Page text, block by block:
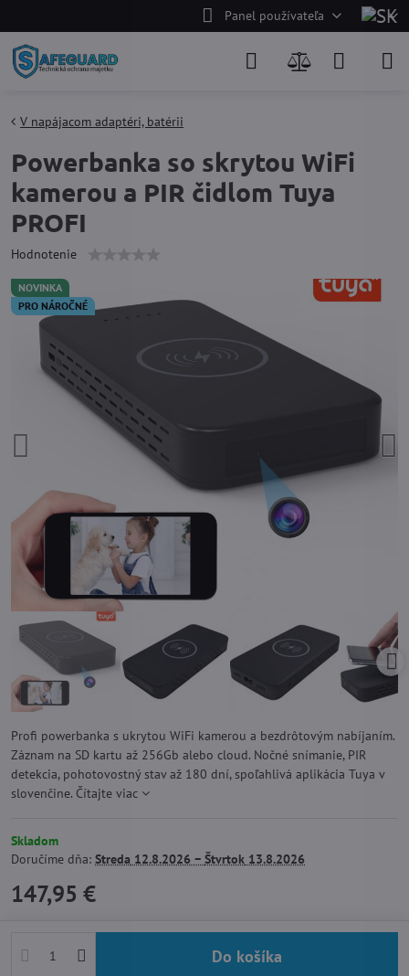
Panel používateľa
NOVINKA
PRO NÁROČNÉ
V napájacom adaptéri, batérii
Powerbanka so skrytou WiFi
kamerou a PIR čidlom Tuya
PROFI
Hodnotenie
Profi powerbanka s ukrytou WiFi kamerou a bezdrôtovým nabíjaním.
Záznam na SD kartu až 256Gb alebo cloud. Nočné snímanie, PIR
detekcia, pohotovostný stav až 180 dní, spoľahlivá aplikácia Tuya v
slovenčine. Čítajte viac
Skladom
Doručíme dňa: Streda 12.8.2026 − Štvrtok 13.8.2026
147,95 €
Do košíka